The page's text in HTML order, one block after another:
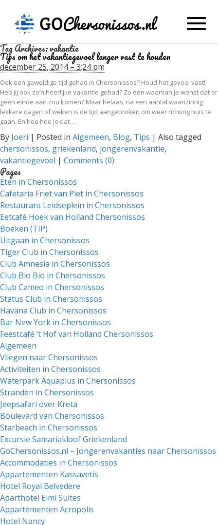
Tag Archives:vakantie
Tips om het vakantiegevoel langer vast te houden
december 25, 2014 – 3:24 pm
Ook een geweldige tijd gehad in Chersonissos? Houd het gevoel vast!
Heb jij ook zo’n heerlijke vakantie gehad? Zo een waarvan je wenst dat er
geen einde aan zou komen? Maar helaas, na een aantal waanzinnig
lekkere dagen of weken is de tijd aangebroken om weer richting huis te
gaan. En hoe hoe je dat…
By Joeri | Posted in Algemeen, Blog, Tips | Also tagged
chersonissos, griekenland, jongerenvakantie,
vakantiegevoel | Comments (0)
Pages
Eten in Chersonissos
Cafetaria Friet van Piet in Chersonissos
Restaurant Leidseplein in Chersonissos
Eetcafé Hoek van Holland Chersonissos
Boeken (TIP)
Uitgaan in Chersonissos
Tiger Club in Chersonissos
Club Amnesia in Chersonissos
Club Bio Bio in Chersonissos
Club Cameo in Chersonissos
Status Club in Chersonissos
Havana Club in Chersonissos
Bar New York in Chersonissos
Feestcafé ’t Hof van Holland Chersonissos
Algemeen
Vliegen naar Chersonissos
Activiteiten in Chersonissos
Waterpark Aquaplus in Chersonissos
Stranden in Chersonissos
Jeepsafari over Kreta
Boulevard van Chersonissos
Starbeach in Chersonissos
Excursie Samariakloof Griekenland
GoChersonissos.nl – Jongerenvakanties naar Chersonissos
Accommodaties in Chersonissos
Appartementen Kassavetis
Hotel Royal Belvedere
Aparthotel Elmi Suites
Appartementen Acropolis
Hotel Nancy